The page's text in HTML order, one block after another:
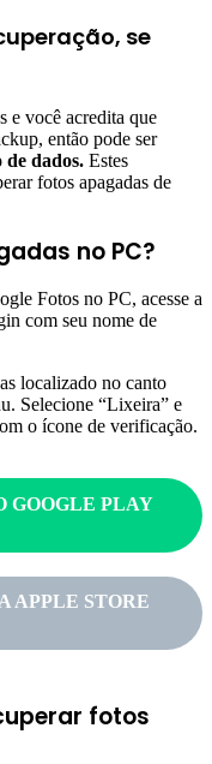
se
e você acredita que
então pode ser
de dados. Estes
fotos apagadas de
no PC?
Fotos no PC, acesse a
com seu nome de
localizado no canto
Selecione “Lixeira” e
o ícone de verificação.
GOOGLE PLAY
APPLE STORE
fotos